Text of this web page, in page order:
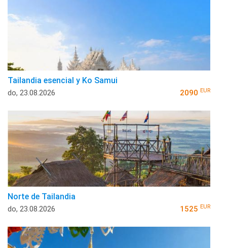
Tailandia esencial y Ko Samui
do, 23.08.2026 2090 EUR
Norte de Tailandia
do, 23.08.2026 1525 EUR